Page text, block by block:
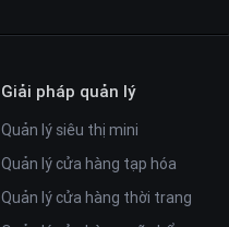
Giải pháp quản lý
Quản lý siêu thị mini
Quản lý cửa hàng tạp hóa
Quản lý cửa hàng thời trang